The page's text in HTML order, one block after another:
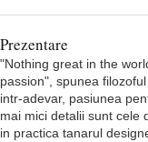
Prezentare
"Nothing great in the
passion", spunea
intr-adevar, pasiunea
mai mici detalii sunt cele
in practica tanarul